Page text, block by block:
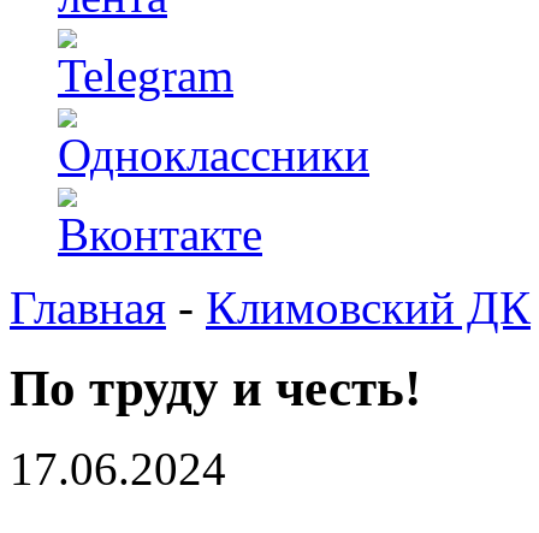
Главная - Климовский ДК
По труду и честь!
17.06.2024